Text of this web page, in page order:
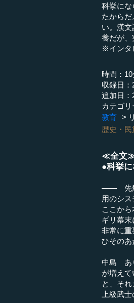
科挙に
たから
い。漢
養だが、
※インタ
時間：
収録日：
追加日：
カテゴリ
教育
歴史・民
≪全文
●科挙
―― 先般
用のシ
ここか
ギリ幕
非常に
ひそのあ
中島 あ
が増え
と、そ
上級武